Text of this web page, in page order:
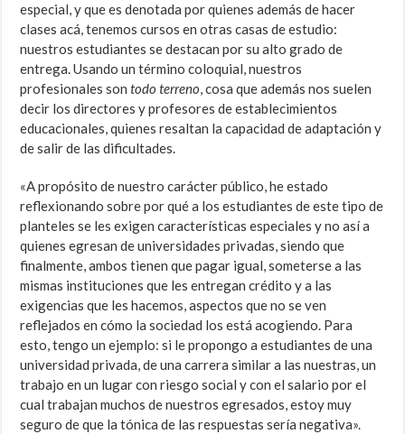
especial, y que es denotada por quienes además de hacer
clases acá, tenemos cursos en otras casas de estudio:
nuestros estudiantes se destacan por su alto grado de
entrega. Usando un término coloquial, nuestros
profesionales sontodo terreno, cosa que además nos suelen
decir los directores y profesores de establecimientos
educacionales, quienes resaltan la capacidad de adaptación y
de salir de las dificultades.
«A propósito de nuestro carácter público, he estado
reflexionando sobre por qué a los estudiantes de este tipo de
planteles se les exigen características especiales y no así a
quienes egresan de universidades privadas, siendo que
finalmente, ambos tienen que pagar igual, someterse a las
mismas instituciones que les entregan crédito y a las
exigencias que les hacemos, aspectos que no se ven
reflejados en cómo la sociedad los está acogiendo. Para
esto, tengo un ejemplo: si le propongo a estudiantes de una
universidad privada, de una carrera similar a las nuestras, un
trabajo en un lugar con riesgo social y con el salario por el
cual trabajan muchos de nuestros egresados, estoy muy
seguro de que la tónica de las respuestas sería negativa».